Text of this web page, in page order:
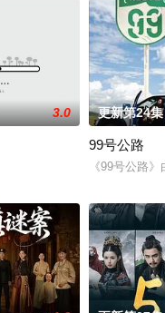
心德行有亏之辈。太子夏无
3.0 更新第24集
99号公路
《99号公路